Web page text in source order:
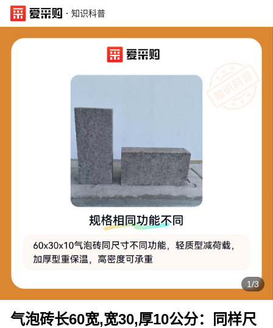
· 知识科普
1/3
气泡砖长60宽,宽30,厚10公分：同样尺